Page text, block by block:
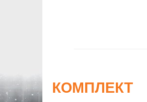
КОМПЛЕКТ